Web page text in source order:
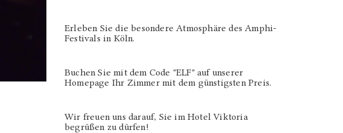
Erleben Sie die besondere Atmosphäre des Amphi-
Festivals in Köln.
Buchen Sie mit dem Code "ELF" auf unserer
Homepage Ihr Zimmer mit dem günstigsten Preis.
Wir freuen uns darauf, Sie im Hotel Viktoria
begrüßen zu dürfen!